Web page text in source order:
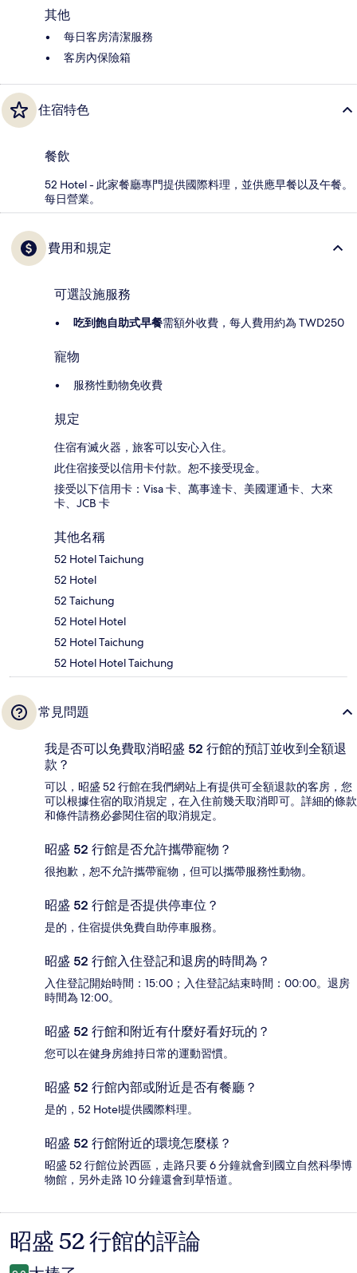
其他
每日客房清潔服務
客房內保險箱
住宿特色
餐飲
52 Hotel - 此家餐廳專門提供國際料理，並供應早餐以及午餐。
每日營業。
費用和規定
可選設施服務
吃到飽自助式早餐需額外收費，每人費用約為 TWD250
寵物
服務性動物免收費
規定
住宿有滅火器，旅客可以安心入住。
此住宿接受以信用卡付款。恕不接受現金。
接受以下信用卡：Visa 卡、萬事達卡、美國運通卡、大來
卡、JCB 卡
其他名稱
52 Hotel Taichung
52 Hotel
52 Taichung
52 Hotel Hotel
52 Hotel Taichung
52 Hotel Hotel Taichung
常見問題
我是否可以免費取消昭盛 52 行館的預訂並收到全額退
款？
可以，昭盛 52 行館在我們網站上有提供可全額退款的客房，您
可以根據住宿的取消規定，在入住前幾天取消即可。詳細的條款
和條件請務必參閱住宿的取消規定。
昭盛 52 行館是否允許攜帶寵物？
很抱歉，恕不允許攜帶寵物，但可以攜帶服務性動物。
昭盛 52 行館是否提供停車位？
是的，住宿提供免費自助停車服務。
昭盛 52 行館入住登記和退房的時間為？
入住登記開始時間：15:00；入住登記結束時間：00:00。退房
時間為 12:00。
昭盛 52 行館和附近有什麼好看好玩的？
您可以在健身房維持日常的運動習慣。
昭盛 52 行館內部或附近是否有餐廳？
是的，52 Hotel提供國際料理。
昭盛 52 行館附近的環境怎麼樣？
昭盛 52 行館位於西區，走路只要 6 分鐘就會到國立自然科學博
物館，另外走路 10 分鐘還會到草悟道。
評
論
昭盛 52 行館的評論